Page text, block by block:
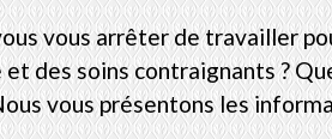
vous arrêter de travailler
et des soins contraignants ?
vous présentons les